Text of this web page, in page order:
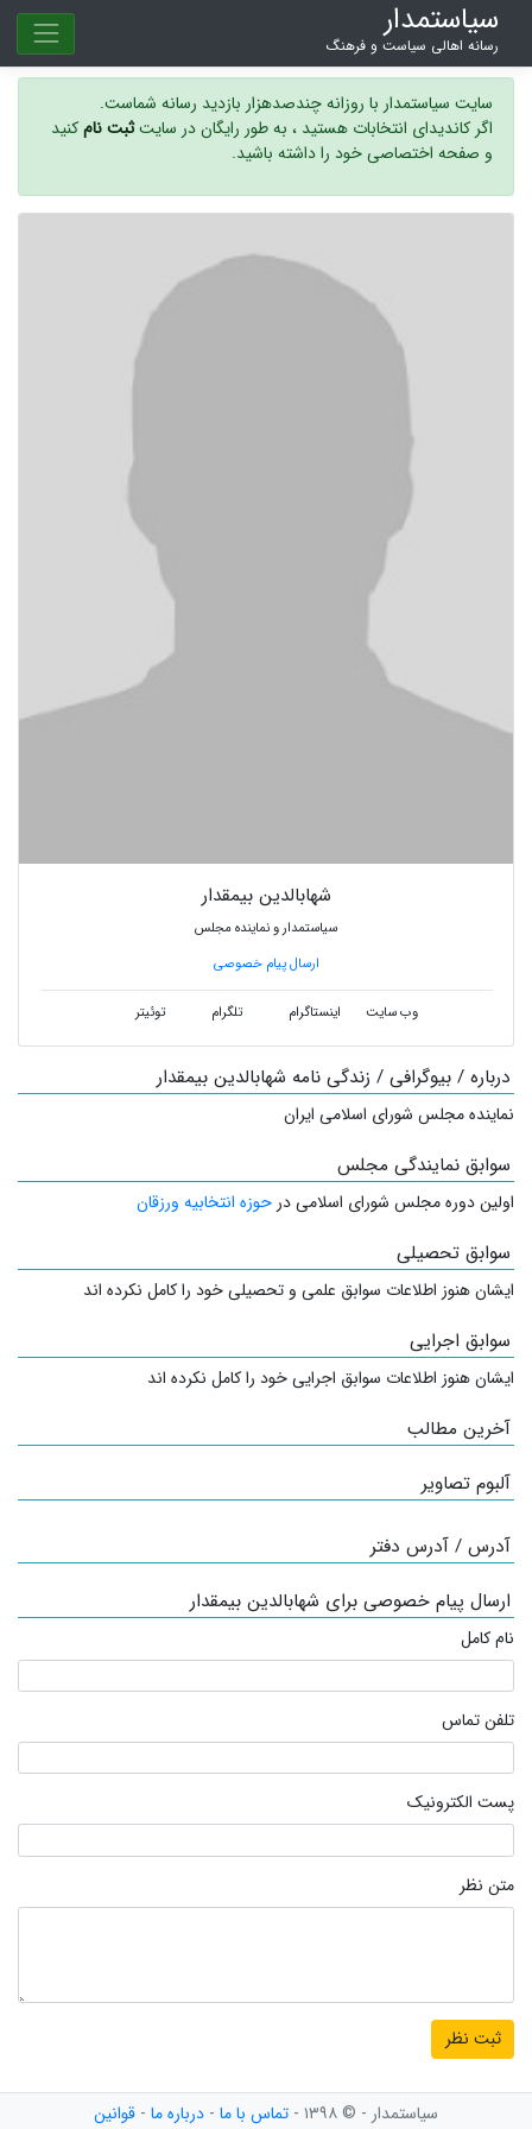
سیاستمدار
رسانه اهالی سیاست و فرهنگ
سایت سیاستمدار با روزانه چندصدهزار بازدید رسانه شماست.
اگر کاندیدای انتخابات هستید ، به طور رایگان در سایتثبت نامکنید
و صفحه اختصاصی خود را داشته باشید.
شهابالدین بیمقدار
سیاستمدار و نماینده مجلس
ارسال پیام خصوصی
وب سایت اینستاگرام تلگرام توئیتر
درباره / بیوگرافی / زندگی نامه شهابالدین بیمقدار
نماینده مجلس شورای اسلامی ایران
سوابق نمایندگی مجلس
اولین دوره مجلس شورای اسلامی در حوزه انتخابیه ورزقان
سوابق تحصیلی
ایشان هنوز اطلاعات سوابق علمی و تحصیلی خود را کامل نکرده اند
سوابق اجرایی
ایشان هنوز اطلاعات سوابق اجرایی خود را کامل نکرده اند
آخرین مطالب
آلبوم تصاویر
آدرس / آدرس دفتر
ارسال پیام خصوصی برای شهابالدین بیمقدار
نام کامل
تلفن تماس
پست الکترونیک
متن نظر
سیاستمدار - © ۱۳۹۸ - تماس با ما - درباره ما - قوانین